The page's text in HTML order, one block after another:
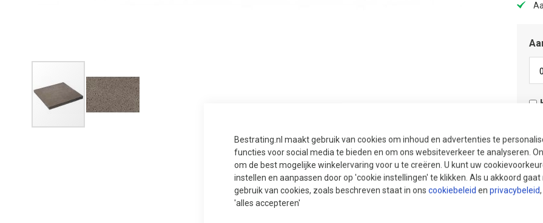
Bestrating.nl maakt gebruik van cookies om inhoud en advertenties te
functies voor social media te bieden en om ons websiteverkeer te analyseren.
om de best mogelijke winkelervaring voor u te creëren. U kunt uw
instellen en aanpassen door op 'cookie instellingen' te klikken. Als u akkoord gaat
gebruik van cookies, zoals beschreven staat in ons cookiebeleid en privacybeleid
'alles accepteren'